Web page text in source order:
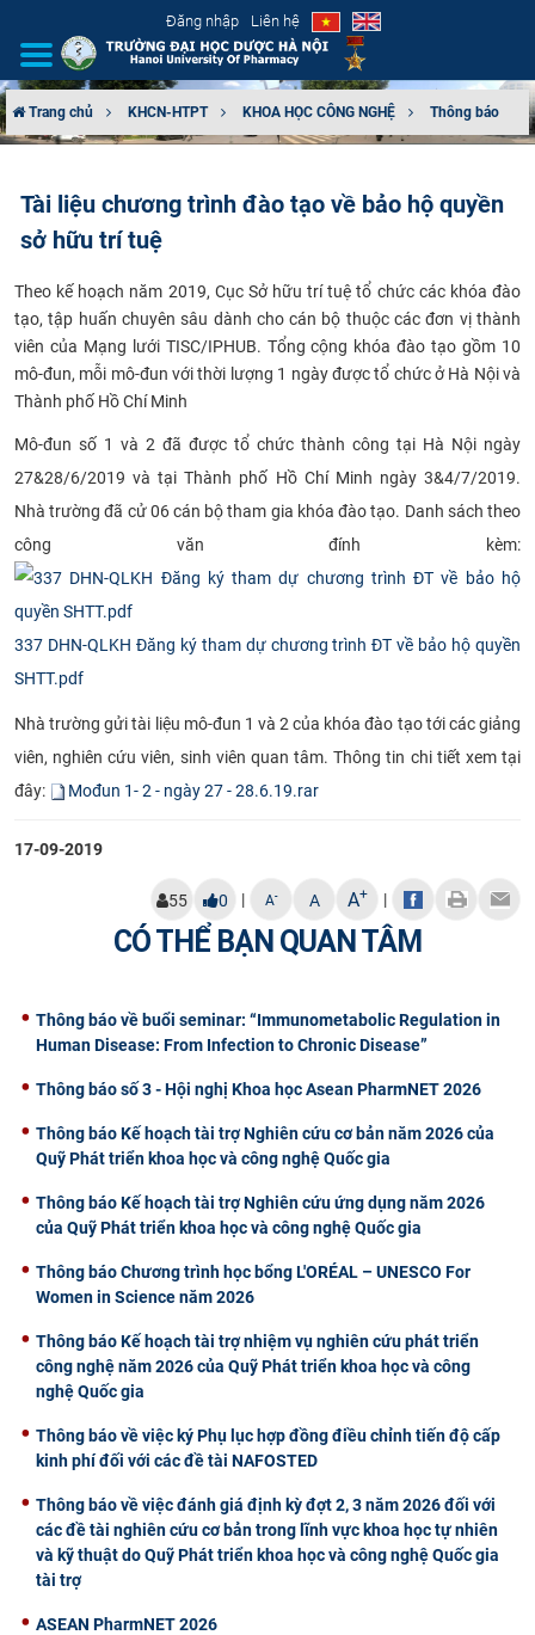
Đăng nhập Liên hệ
CƠ CẤU TỔ CHỨC
ĐÀO TẠO
ĐẢM BẢO CHẤT LƯỢNG
KHOA HỌC CÔNG NGHỆ
HTQT
CỰU NGƯỜI HỌC
Trang chủ KHCN-HTPT KHOA HỌC CÔNG NGHỆ Thông báo
Tài liệu chương trình đào tạo về bảo hộ quyền
sở hữu trí tuệ
​Theo kế hoạch năm 2019, Cục Sở hữu trí tuệ tổ chức các khóa đào
tạo, tập huấn chuyên sâu dành cho cán bộ thuộc các đơn vị thành
viên của Mạng lưới TISC/IPHUB. Tổng cộng khóa đào tạo gồm 10
mô-đun, mỗi mô-đun với thời lượng 1 ngày được tổ chức ở Hà Nội và
Thành phố Hồ Chí Minh
​Mô-đun số 1 và 2 đã được tổ chức thành công tại Hà Nội ngày
27&28/6/2019 và tại Thành phố Hồ Chí Minh ngày 3&4/7/2019.
Nhà trường đã cử 06 cán bộ tham gia khóa đào tạo. Danh sách theo
công văn đính kèm:
337 DHN-QLKH Đăng ký tham dự chương trình ĐT về bảo hộ quyền
SHTT.pdf
Nhà trường gửi tài liệu mô-đun 1 và 2 của khóa đào tạo tới các giảng
viên, nghiên cứu viên, sinh viên quan tâm. Thông tin chi tiết xem tại
đây:
Mođun 1- 2 - ngày 27 - 28.6.19.rar
17-09-2019
55 0 | A- A A+ |
CÓ THỂ BẠN QUAN TÂM
Thông báo về buổi seminar: “Immunometabolic Regulation in
Human Disease: From Infection to Chronic Disease”
Thông báo số 3 - Hội nghị Khoa học Asean PharmNET 2026
Thông báo Kế hoạch tài trợ Nghiên cứu cơ bản năm 2026 của
Quỹ Phát triển khoa học và công nghệ Quốc gia
Thông báo Kế hoạch tài trợ Nghiên cứu ứng dụng năm 2026
của Quỹ Phát triển khoa học và công nghệ Quốc gia
Thông báo Chương trình học bổng L'ORÉAL – UNESCO For
Women in Science năm 2026
Thông báo Kế hoạch tài trợ nhiệm vụ nghiên cứu phát triển
công nghệ năm 2026 của Quỹ Phát triển khoa học và công
nghệ Quốc gia
Thông báo về việc ký Phụ lục hợp đồng điều chỉnh tiến độ cấp
kinh phí đối với các đề tài NAFOSTED
Thông báo về việc đánh giá định kỳ đợt 2, 3 năm 2026 đối với
các đề tài nghiên cứu cơ bản trong lĩnh vực khoa học tự nhiên
và kỹ thuật do Quỹ Phát triển khoa học và công nghệ Quốc gia
tài trợ
ASEAN PharmNET 2026